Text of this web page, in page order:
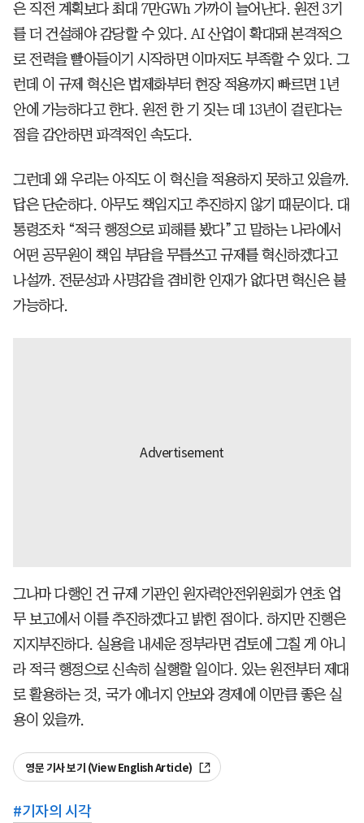
은 직전 계획보다 최대 7만GWh 가까이 늘어난다. 원전 3기
를 더 건설해야 감당할 수 있다. AI 산업이 확대돼 본격적으
로 전력을 빨아들이기 시작하면 이마저도 부족할 수 있다. 그
런데 이 규제 혁신은 법제화부터 현장 적용까지 빠르면 1년
안에 가능하다고 한다. 원전 한 기 짓는 데 13년이 걸린다는
점을 감안하면 파격적인 속도다.
그런데 왜 우리는 아직도 이 혁신을 적용하지 못하고 있을까.
답은 단순하다. 아무도 책임지고 추진하지 않기 때문이다. 대
통령조차 “적극 행정으로 피해를 봤다”고 말하는 나라에서
어떤 공무원이 책임 부담을 무릅쓰고 규제를 혁신하겠다고
나설까. 전문성과 사명감을 겸비한 인재가 없다면 혁신은 불
가능하다.
그나마 다행인 건 규제 기관인 원자력안전위원회가 연초 업
무 보고에서 이를 추진하겠다고 밝힌 점이다. 하지만 진행은
지지부진하다. 실용을 내세운 정부라면 검토에 그칠 게 아니
라 적극 행정으로 신속히 실행할 일이다. 있는 원전부터 제대
로 활용하는 것, 국가 에너지 안보와 경제에 이만큼 좋은 실
용이 있을까.
영문 기사 보기 (View English Article)
#기자의 시각